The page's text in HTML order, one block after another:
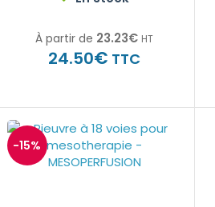
À partir de 23.23€ HT
24.50€ TTC
-15%